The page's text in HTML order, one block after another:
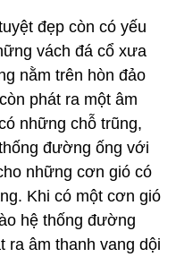
đẹp còn có yếu
vách đá cổ xưa
nằm trên hòn đảo
phát ra một âm
những chỗ trũng,
đường ống với
những cơn gió có
Khi có một cơn gió
hệ thống đường
ra âm thanh vang dội